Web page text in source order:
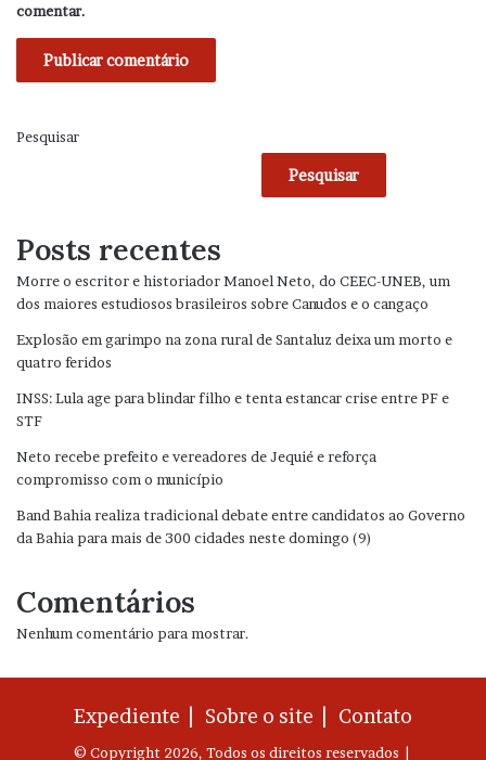
comentar.
Pesquisar
Pesquisar
Posts recentes
Morre o escritor e historiador Manoel Neto, do CEEC-UNEB, um
dos maiores estudiosos brasileiros sobre Canudos e o cangaço
Explosão em garimpo na zona rural de Santaluz deixa um morto e
quatro feridos
INSS: Lula age para blindar filho e tenta estancar crise entre PF e
STF
Neto recebe prefeito e vereadores de Jequié e reforça
compromisso com o município
Band Bahia realiza tradicional debate entre candidatos ao Governo
da Bahia para mais de 300 cidades neste domingo (9)
Comentários
Nenhum comentário para mostrar.
Expediente | Sobre o site | Contato
© Copyright 2026, Todos os direitos reservados |